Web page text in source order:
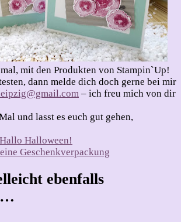
mit den Produkten von Stampin`Up!
dann melde dich doch gerne bei mir
– ich freu mich von dir
und lasst es euch gut gehen,
Hallo Halloween!
Geschenkverpackung
ebenfalls
…